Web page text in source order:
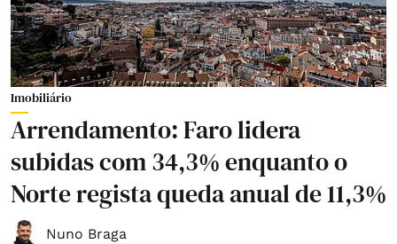
Imobiliário
Arrendamento: Faro lidera
subidas com 34,3% enquanto o
Norte regista queda anual de 11,3%
Nuno Braga